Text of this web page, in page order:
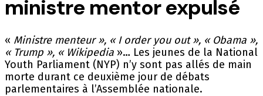
ministre mentor expulsé
« Ministre menteur », « I order you out », « Obama »,
« Trump », « Wikipedia »… Les jeunes de la National
Youth Parliament (NYP) n’y sont pas allés de main
morte durant ce deuxième jour de débats
parlementaires à l’Assemblée nationale.